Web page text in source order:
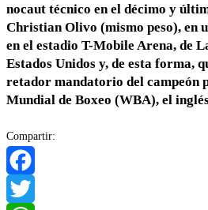
nocaut técnico en el décimo y
Christian Olivo (mismo peso), en
en el estadio T-Mobile Arena, de
Estados Unidos y, de esta forma,
retador mandatorio del campeón
Mundial de Boxeo (WBA), el
Compartir:
Facebook